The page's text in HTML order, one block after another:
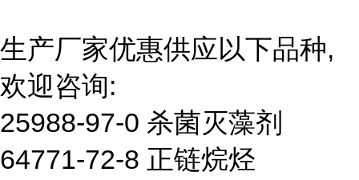
生产厂家优惠供应以下品种,
欢迎咨询:
25988-97-0 杀菌灭藻剂
64771-72-8 正链烷烃